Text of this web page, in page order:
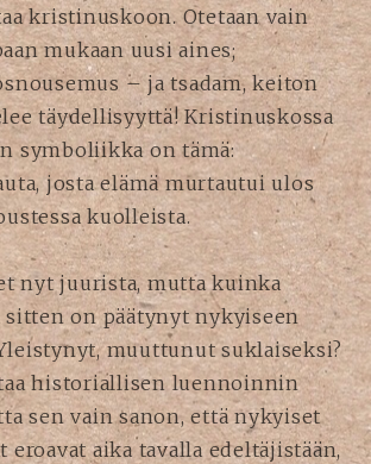
kristinuskoon. Otetaan vain
mukaan uusi aines;
– ja tsadam, keiton
täydellisyyttä! Kristinuskossa
symboliikka on tämä:
josta elämä murtautui ulos
kuolleista.
nyt juurista, mutta kuinka
sitten on päätynyt nykyiseen
muuttunut suklaiseksi?
historiallisen luennoinnin
sen vain sanon, että nykyiset
eroavat aika tavalla edeltäjistään,